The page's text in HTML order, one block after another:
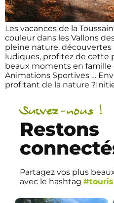
Les vacances de la
couleur dans les Vallons
pleine nature, découvertes
ludiques, profitez de cette
beaux moments en famille
Animations Sportives …
profitant de la nature
Suivez-nous !
Restons
Partagez vos plus
avec le hashtag